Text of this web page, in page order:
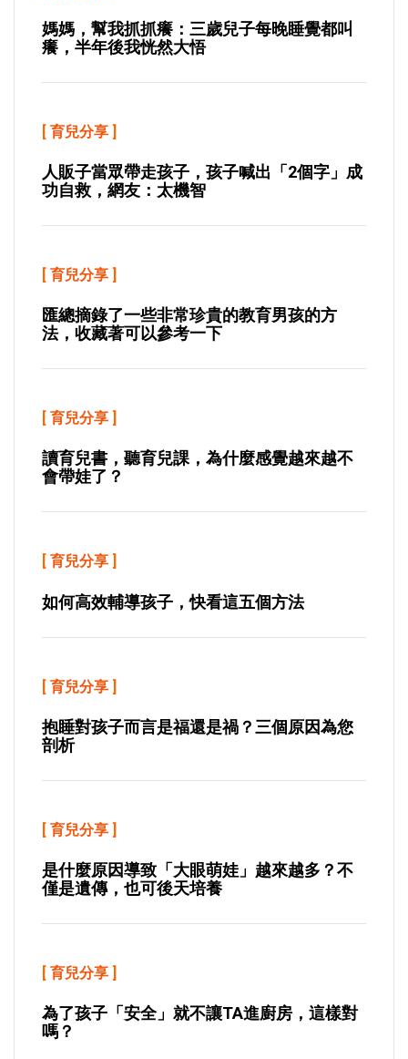
媽媽，幫我抓抓癢：三歲兒子每晚睡覺都叫
癢，半年後我恍然大悟
[ 育兒分享 ]
人販子當眾帶走孩子，孩子喊出「2個字」成
功自救，網友：太機智
[ 育兒分享 ]
匯總摘錄了一些非常珍貴的教育男孩的方
法，收藏著可以參考一下
[ 育兒分享 ]
讀育兒書，聽育兒課，為什麼感覺越來越不
會帶娃了？
[ 育兒分享 ]
如何高效輔導孩子，快看這五個方法
[ 育兒分享 ]
抱睡對孩子而言是福還是禍？三個原因為您
剖析
[ 育兒分享 ]
是什麼原因導致「大眼萌娃」越來越多？不
僅是遺傳，也可後天培養
[ 育兒分享 ]
為了孩子「安全」就不讓TA進廚房，這樣對
嗎？